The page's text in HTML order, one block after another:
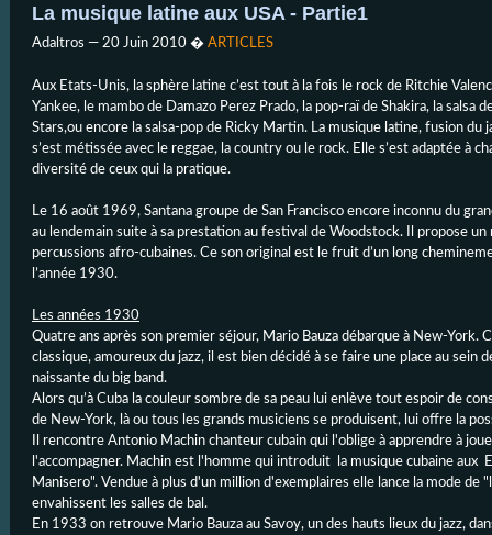
La musique latine aux USA - Partie1
Adaltros — 20 Juin 2010� ARTICLES
Aux Etats-Unis, la sphère latine c’est tout à la fois le rock de Ritchie
Yankee, le mambo de Damazo Perez Prado, la pop-raï de Shakira, la salsa
Stars,ou encore la salsa-pop de Ricky Martin. La musique latine, fusion du
s’est métissée avec le reggae, la country ou le rock. Elle s’est adaptée à
diversité de ceux qui la pratique.
Le 16 août 1969, Santana groupe de San Francisco encore inconnu du
au lendemain suite à sa prestation au festival de Woodstock. Il propose
percussions afro-cubaines. Ce son original est le fruit d’un long
l’année 1930.
Les années 1930
Quatre ans après son premier séjour, Mario Bauza débarque à New-York.
classique, amoureux du jazz, il est bien décidé à se faire une place au sein
naissante du big band.
Alors qu’à Cuba la couleur sombre de sa peau lui enlève tout espoir de
de New-York, là ou tous les grands musiciens se produisent, lui offre la
Il rencontre Antonio Machin chanteur cubain qui l'oblige à apprendre à
l'accompagner. Machin est l'homme qui introduit la musique cubaine aux
Manisero". Vendue à plus d'un million d'exemplaires elle lance la mode de
envahissent les salles de bal.
En 1933 on retrouve Mario Bauza au Savoy, un des hauts lieux du jazz,